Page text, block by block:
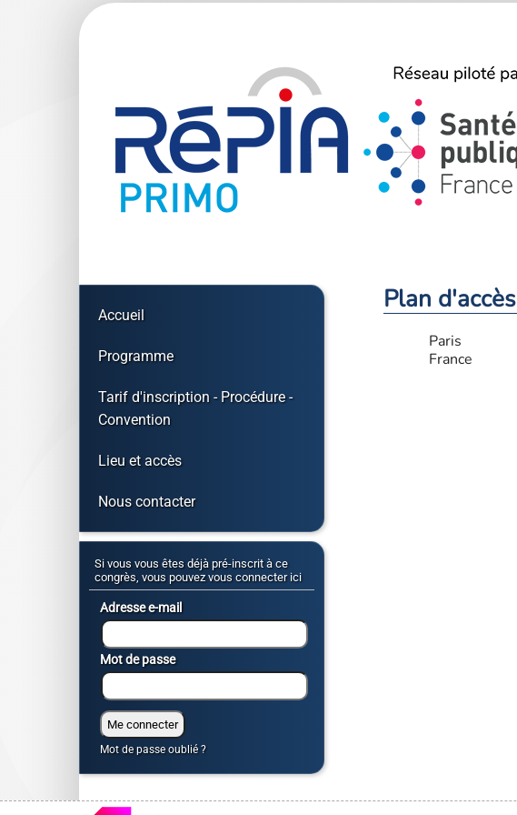
Accueil
Programme
Tarif d'inscription - Procédure -
Convention
Lieu et accès
Nous contacter
Si vous vous êtes déjà pré-inscrit à ce
congrès, vous pouvez vous connecter ici
Mot de passe oublié ?
Adresse e-mail
Mot de passe
Plan d'accès
Paris
France